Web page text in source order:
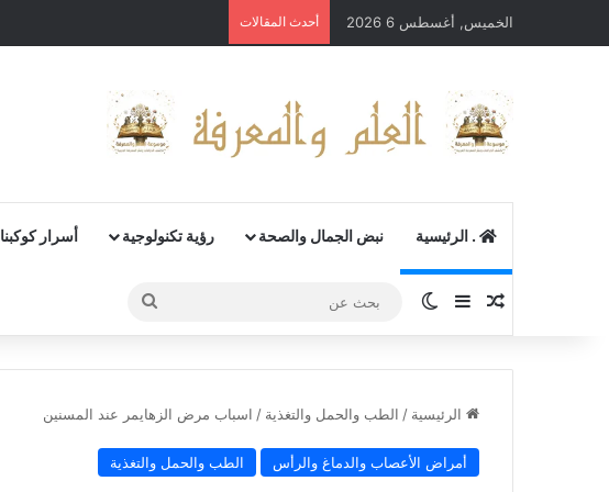
الخميس, أغسطس 6 2026 أحدث المقالات
. الرئيسية نبض الجمال والصحة رؤية تكنولوجية أسرار كوكبنا
مقال عشوائي
إضافة عمود جانبي
الوضع المظلم
بحث
عن
الرئيسية / الطب والحمل والتغذية / اسباب مرض الزهايمر عند المسنين
أمراض الأعصاب والدماغ والرأس الطب والحمل والتغذية